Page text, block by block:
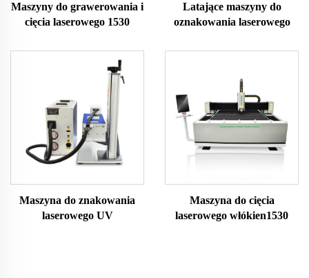
Maszyny do grawerowania i
cięcia laserowego 1530
Latające maszyny do
oznakowania laserowego
Maszyna do znakowania
laserowego UV
Maszyna do cięcia
laserowego włókien1530